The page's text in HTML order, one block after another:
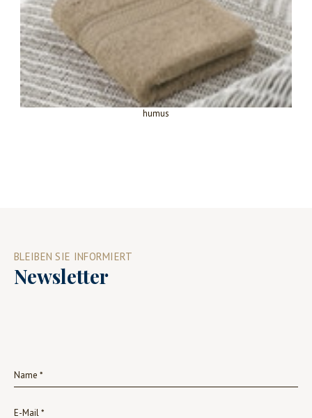
humus
BLEIBEN SIE INFORMIERT
Newsletter